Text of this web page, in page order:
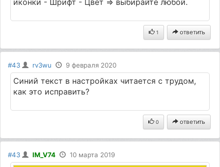
1 ответить
#43 rv3wu 9 февраля 2020
Синий текст в настройках читается с трудом,
как это исправить?
0 ответить
#43 IM_V74 10 марта 2019